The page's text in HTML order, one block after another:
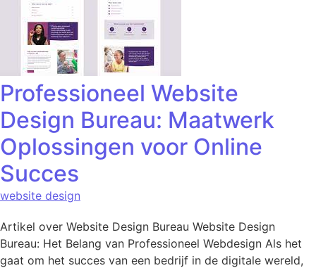
Professioneel Website
Design Bureau: Maatwerk
Oplossingen voor Online
Succes
website design
Artikel over Website Design Bureau Website Design
Bureau: Het Belang van Professioneel Webdesign Als het
gaat om het succes van een bedrijf in de digitale wereld,